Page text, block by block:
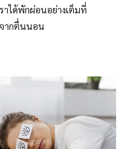
าได้พักผ่อนอย่างเต็มที่
ากตื่นนอน